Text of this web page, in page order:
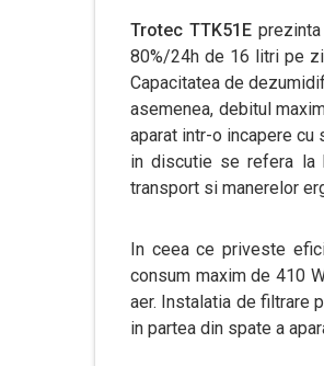
Trotec TTK51E
80%/24h de 16 litri pe
Capacitatea de
asemenea, debitul
aparat intr-o incapere cu
in discutie se refera la
transport si manerelor
In ceea ce priveste
consum maxim de 410
aer. Instalatia de filtrare
in partea din spate a